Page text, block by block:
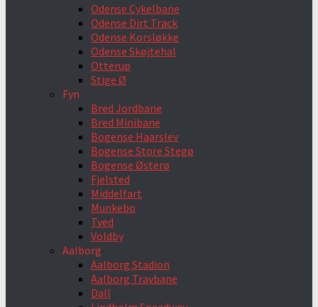
Odense Cykelbane
Odense Dirt Track
Odense Korsløkke
Odense Skøjtehal
Otterup
Stige Ø
Fyn
Bred Jordbane
Bred Minibane
Bogense Haarslev
Bogense Store Stegø
Bogense Østerø
Fjelsted
Middelfart
Munkebo
Tved
Voldby
Aalborg
Aalborg Stadion
Aalborg Travbane
Dall